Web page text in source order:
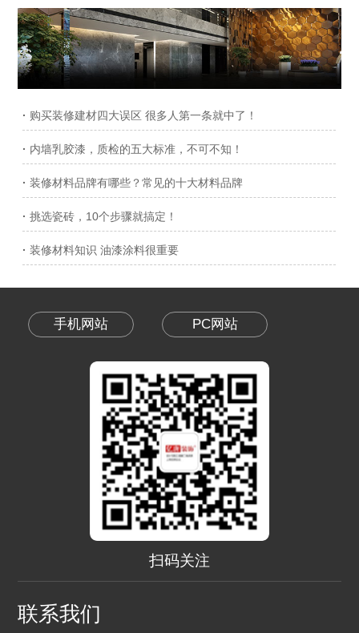
· 购买装修建材四大误区 很多人第一条就中了！
· 内墙乳胶漆，质检的五大标准，不可不知！
· 装修材料品牌有哪些？常见的十大材料品牌
· 挑选瓷砖，10个步骤就搞定！
· 装修材料知识 油漆涂料很重要
手机网站 PC网站
扫码关注
联系我们